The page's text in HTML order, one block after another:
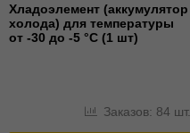
Хладоэлемент (аккумулятор
холода) для температуры
от -30 до -5 °С (1 шт)
Заказов: 84 шт.